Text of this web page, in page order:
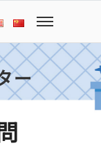
ー